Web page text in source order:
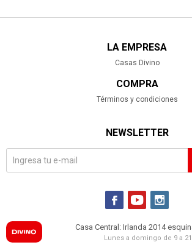
LA EMPRESA
Casas Divino
COMPRA
Términos y condiciones
NEWSLETTER
  
Casa Central: Irlanda 2014
Lunes a domingo de 9 a